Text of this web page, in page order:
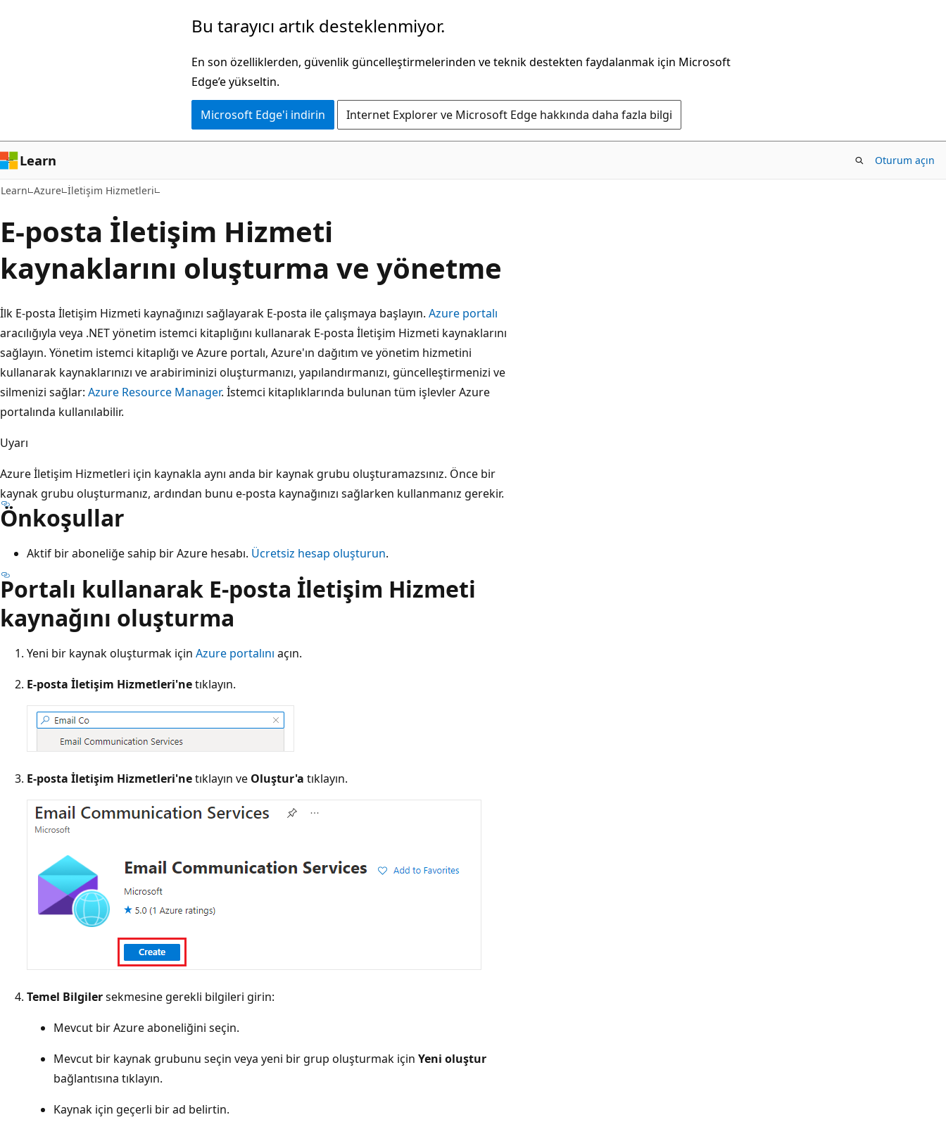
Bu tarayıcı artık desteklenmiyor.
En son özelliklerden, güvenlik güncelleştirmelerinden ve teknik destekten faydalanmak için Microsoft
Edge’e yükseltin.
Microsoft Edge'i indirin Internet Explorer ve Microsoft Edge hakkında daha fazla bilgi
Learn Oturum açın
Learn Azure İletişim Hizmetleri
E-posta İletişim Hizmeti
kaynaklarını oluşturma ve yönetme
İlk E-posta İletişim Hizmeti kaynağınızı sağlayarak E-posta ile çalışmaya başlayın. Azure portalı
aracılığıyla veya .NET yönetim istemci kitaplığını kullanarak E-posta İletişim Hizmeti kaynaklarını
sağlayın. Yönetim istemci kitaplığı ve Azure portalı, Azure'ın dağıtım ve yönetim hizmetini
kullanarak kaynaklarınızı ve arabiriminizi oluşturmanızı, yapılandırmanızı, güncelleştirmenizi ve
silmenizi sağlar: Azure Resource Manager. İstemci kitaplıklarında bulunan tüm işlevler Azure
portalında kullanılabilir.
Uyarı
Azure İletişim Hizmetleri için kaynakla aynı anda bir kaynak grubu oluşturamazsınız. Önce bir
kaynak grubu oluşturmanız, ardından bunu e-posta kaynağınızı sağlarken kullanmanız gerekir.
Önkoşullar
Aktif bir aboneliğe sahip bir Azure hesabı. Ücretsiz hesap oluşturun.
Portalı kullanarak E-posta İletişim Hizmeti
kaynağını oluşturma
Yeni bir kaynak oluşturmak için Azure portalını açın.
E-posta İletişim Hizmetleri'netıklayın.
E-posta İletişim Hizmetleri'netıklayın ve Oluştur'a tıklayın.
Temel Bilgilersekmesine gerekli bilgileri girin:
Mevcut bir Azure aboneliğini seçin.
Mevcut bir kaynak grubunu seçin veya yeni bir grup oluşturmak için Yeni oluştur
bağlantısına tıklayın.
Kaynak için geçerli bir ad belirtin.